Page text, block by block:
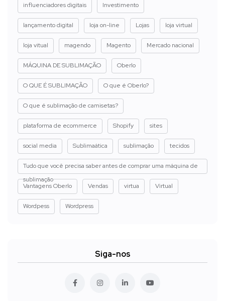
influenciadores digitais Investimento
lançamento digital loja on-line Lojas loja virtual
loja vitual magendo Magento Mercado nacional
MÁQUINA DE SUBLIMAÇÃO Oberlo
O QUE É SUBLIMAÇÃO O que é Oberlo?
O que é sublimação de camisetas?
plataforma de ecommerce Shopify sites
social media Sublimaática sublimação tecidos
Tudo que você precisa saber antes de comprar uma máquina de
sublimação
Vantagens Oberlo
Vendas virtua Virtual
Wordpess Wordpress
Siga-nos